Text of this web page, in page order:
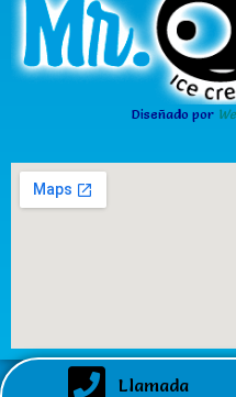
Diseñado por
Llamada